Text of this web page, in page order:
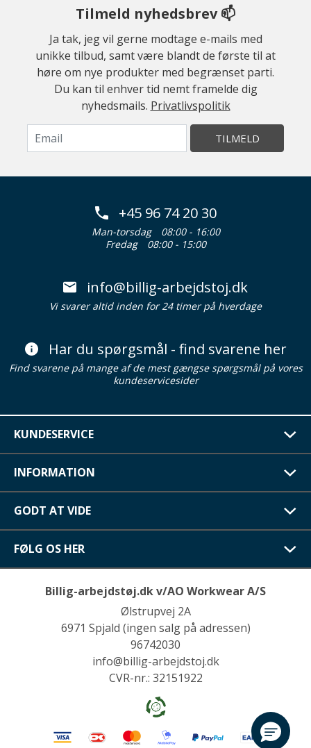
Tilmeld nyhedsbrev 📫
Ja tak, jeg vil gerne modtage e-mails med
unikke tilbud, samt være blandt de første til at
høre om nye produkter med begrænset parti.
Du kan til enhver tid nemt framelde dig
nyhedsmails. Privatlivspolitik
TILMELD
+45 96 74 20 30
Man-torsdag
08:00 - 16:00
Fredag
08:00 - 15:00
info@billig-arbejdstoj.dk
Vi svarer altid inden for 24 timer på hverdage
Har du spørgsmål - find svarene her
Find svarene på mange af de mest gængse spørgsmål på vores
kundeservicesider
KUNDESERVICE
INFORMATION
GODT AT VIDE
FØLG OS HER
Billig-arbejdstøj.dk v/AO Workwear A/S
Ølstrupvej 2A
6971 Spjald (ingen salg på adressen)
96742030
info@billig-arbejdstoj.dk
CVR-nr.: 32151922